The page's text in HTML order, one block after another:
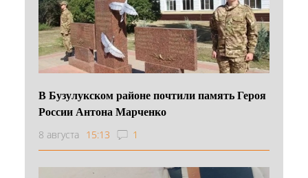
В Бузулукском районе почтили память Героя
России Антона Марченко
8 августа 15:13 1